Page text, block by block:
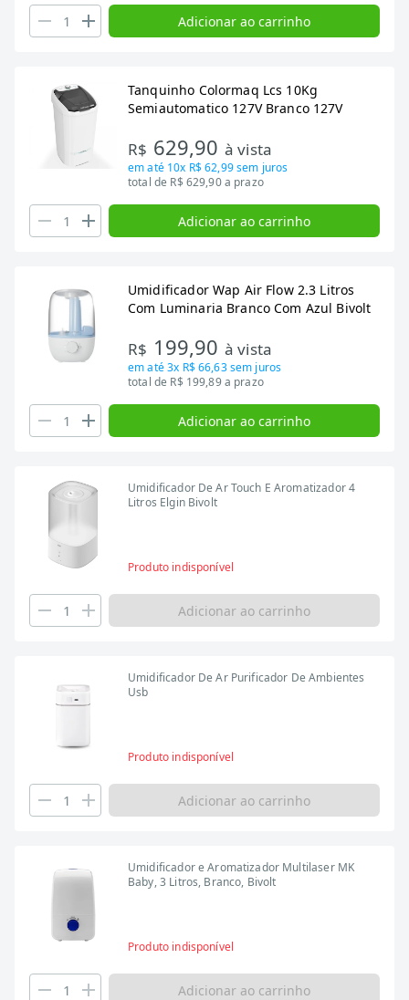
Adicionar ao carrinho
Tanquinho Colormaq Lcs 10Kg
Semiautomatico 127V Branco 127V
R$ 629,90 à vista
em até 10x R$ 62,99sem juros
total de R$ 629,90 a prazo
Adicionar ao carrinho
Umidificador Wap Air Flow 2.3 Litros
Com Luminaria Branco Com Azul Bivolt
R$ 199,90 à vista
em até3x R$ 66,63sem juros
total de R$ 199,89 a prazo
Adicionar ao carrinho
Umidificador De Ar Touch E Aromatizador 4
Litros Elgin Bivolt
Produto indisponível
Adicionar ao carrinho
Umidificador De Ar Purificador De Ambientes
Usb
Produto indisponível
Adicionar ao carrinho
Umidificador e Aromatizador Multilaser MK
Baby, 3 Litros, Branco, Bivolt
Produto indisponível
Adicionar ao carrinho